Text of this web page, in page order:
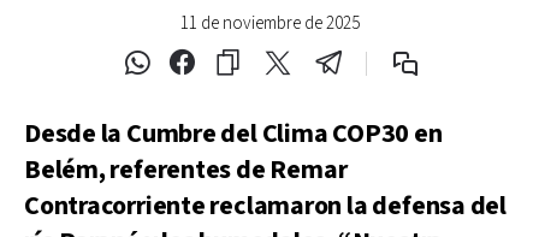
11 de noviembre de 2025
Desde la Cumbre del Clima COP30 en
Belém, referentes de Remar
Contracorriente reclamaron la defensa del